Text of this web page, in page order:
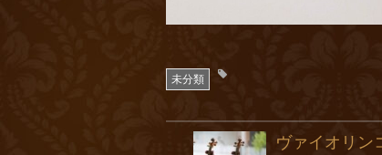
未分類
ヴァイオリン